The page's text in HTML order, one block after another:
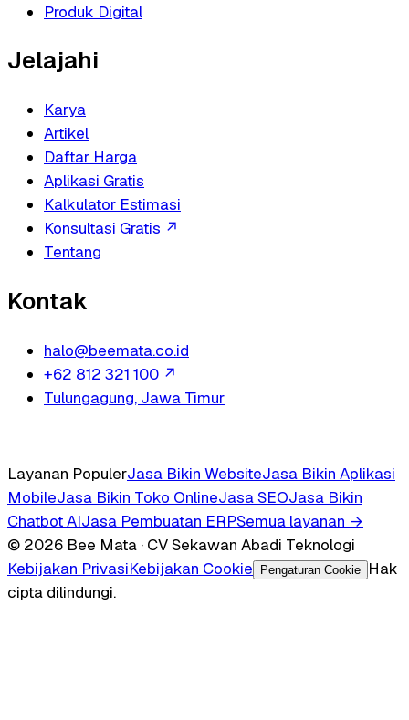
Produk Digital
Jelajahi
Karya
Artikel
Daftar Harga
Aplikasi Gratis
Kalkulator Estimasi
Konsultasi Gratis ↗
Tentang
Kontak
halo@beemata.co.id
+62 812 321 100 ↗
Tulungagung, Jawa Timur
Layanan PopulerJasa Bikin WebsiteJasa Bikin Aplikasi
MobileJasa Bikin Toko OnlineJasa SEOJasa Bikin
Chatbot AIJasa Pembuatan ERPSemua layanan →
© 2026 Bee Mata · CV Sekawan Abadi Teknologi
Kebijakan PrivasiKebijakan Cookie Pengaturan Cookie
Hak
cipta dilindungi.